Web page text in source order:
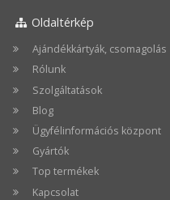
150
150
ml
lustru
argint
100
ml
lustru
100
ml
Oldaltérkép
Ajándékkártyák, csomagolás
Rólunk
Szolgáltatások
Blog
Ügyfélinformációs központ
Gyártók
Top termékek
Kapcsolat